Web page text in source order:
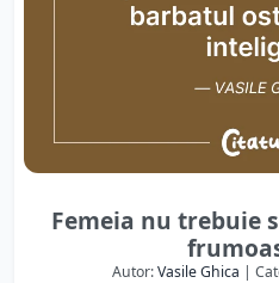
Femeia nu trebuie
Autor:Vasile Ghica |